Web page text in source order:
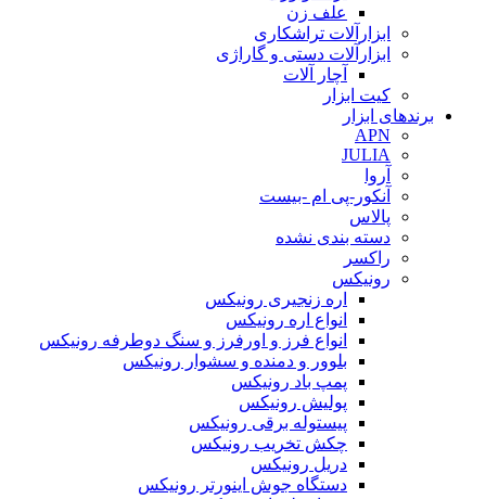
علف زن
ابزارآلات تراشکاری
ابزارآلات دستی و گاراژی
آچار آلات
کیت ابزار
برندهای ابزار
APN
JULIA
آروا
آنکور-پی ام -بیست
پالاس
دسته بندی نشده
راکسر
رونیکس
اره زنجیری رونیکس
انواع اره رونیکس
انواع فرز و اورفرز و سنگ دوطرفه رونیکس
بلوور و دمنده و سشوار رونیکس
پمپ باد رونیکس
پولیش رونیکس
پیستوله برقی رونیکس
چکش تخریب رونیکس
دریل رونیکس
دستگاه جوش اینورتر رونیکس